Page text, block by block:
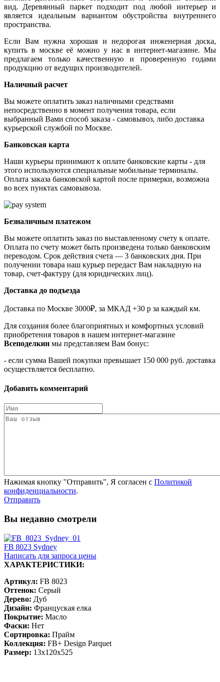
вид. Деревянный паркет подходит под любой интерьер и
является идеальным вариантом обустройства внутреннего
пространства.
Если Вам нужна хорошая и недорогая инженерная доска,
купить в москве её можно у нас в интернет-магазине. Мы
предлагаем только качественную и проверенную годами
продукцию от ведущих производителей.
Наличный расчет
Вы можете оплатить заказ наличными средствами
непосредственно в момент получения товара, если
выбранный Вами способ заказа - самовывоз, либо доставка
курьерской службой по Москве.
Банковская карта
Наши курьеры принимают к оплате банковские карты - для
этого используются специальные мобильные терминалы.
Оплата заказа банковской картой после примерки, возможна
во всех пунктах самовывоза.
Безналичным платежом
Вы можете оплатить заказ по выставленному счету к оплате.
Оплата по счету может быть произведена только банковским
переводом. Срок действия счета — 3 банковских дня. При
получении товара наш курьер передаст Вам накладную на
товар, счет-фактуру (для юридических лиц).
Доставка до подъезда
Доставка по Москве 3000₽, за МКАД +30 р за каждый км.
Для создания более благоприятных и комфортных условий
приобретения товаров в нашем интернет-магазине
Всеподелкин мы представляем Вам бонус:
- если сумма Вашей покупки превышает 150 000 руб. доставка
осуществляется бесплатно.
Добавить комментарий
Нажимая кнопку "Отправить", Я согласен с Политикой
конфиденциальности.
Отправить
Вы недавно смотрели
FB 8023 Sydney
Написать для запроса цены
ХАРАКТЕРИСТИКИ:
Артикул: FB 8023
Оттенок: Серый
Дерево: Дуб
Дизайн: Француская елка
Покрытие: Масло
Фаски: Нет
Сортировка: Прайм
Коллекция: FB+ Design Parquet
Размер: 13x120x525